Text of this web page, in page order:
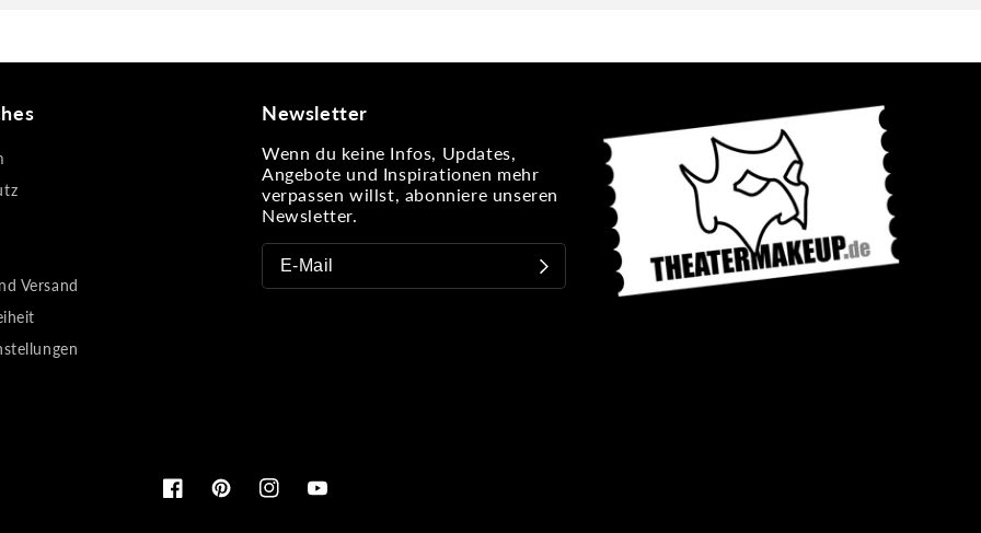
Versand
Newsletter
Wenn du keine Infos, Updates,
Angebote und Inspirationen mehr
verpassen willst, abonniere unseren
Newsletter.
FacebookPinterestInstagramYouTube